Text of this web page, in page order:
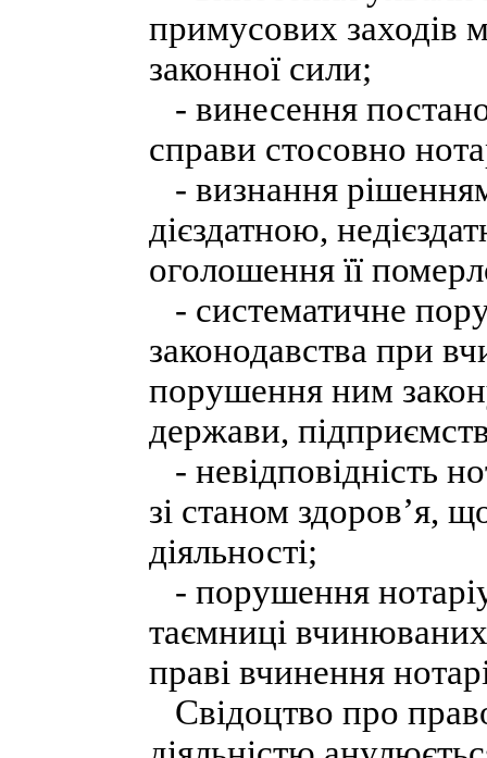
примусових заходів
законної сили;
- винесення
справи стосовно
- визнання
дієздатною,
оголошення її
- систематичне
законодавства при
порушення ним
держави,
- невідповідність
зі станом здоров’я,
діяльності;
- порушення
таємниці
праві вчинення
Свідоцтво про